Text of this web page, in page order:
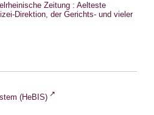
Zeitung : Aelteste
Direktion, der Gerichts- und vieler
(HeBIS)